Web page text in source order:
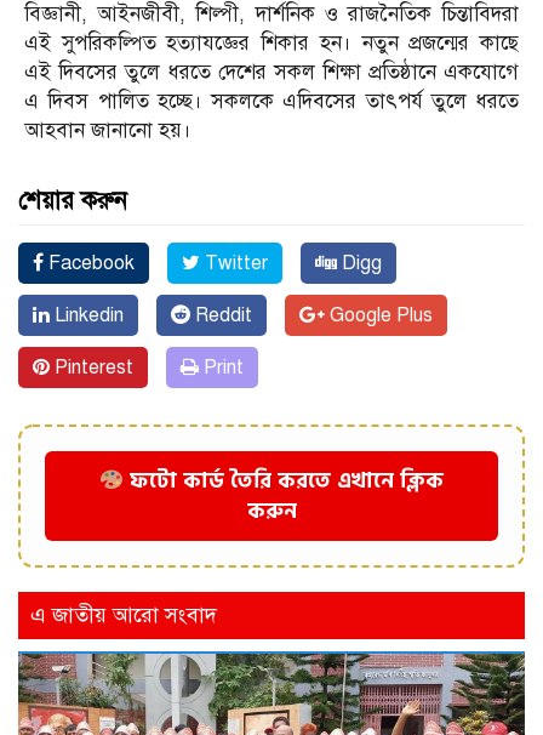
বিজ্ঞানী, আইনজীবী, শিল্পী, দার্শনিক ও রাজনৈতিক চিন্তাবিদরা
এই সুপরিকল্পিত হত্যাযজ্ঞের শিকার হন। নতুন প্রজন্মের কাছে
এই দিবসের তুলে ধরতে দেশের সকল শিক্ষা প্রতিষ্ঠানে একযোগে
এ দিবস পালিত হচ্ছে। সকলকে এদিবসের তাৎপর্য তুলে ধরতে
আহবান জানানো হয়।
শেয়ার করুন
Facebook Twitter Digg
Linkedin Reddit Google Plus
Pinterest Print
ফটো কার্ড তৈরি করতে এখানে ক্লিক
করুন
এ জাতীয় আরো সংবাদ